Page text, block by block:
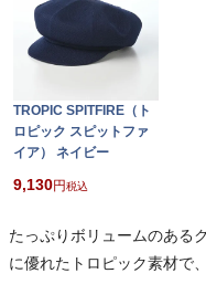
TROPIC SPITFIRE（ト
ロピック スピットファ
イア） ネイビー
9,130 税込
たっぷりボリュームのある
に優れたトロピック素材で